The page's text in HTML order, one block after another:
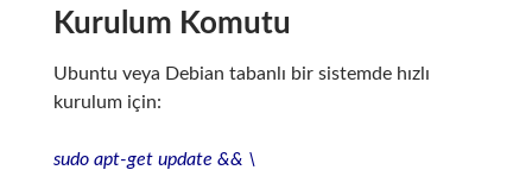
Kurulum Komutu
Ubuntu veya Debian tabanlı bir sistemde hızlı
kurulum için:
sudo apt-get update && \